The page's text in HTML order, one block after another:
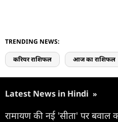
TRENDING NEWS:
करियर राशिफल आज का राशिफल
Latest News in Hindi »
रामायण की नई 'सीता' पर बवाल